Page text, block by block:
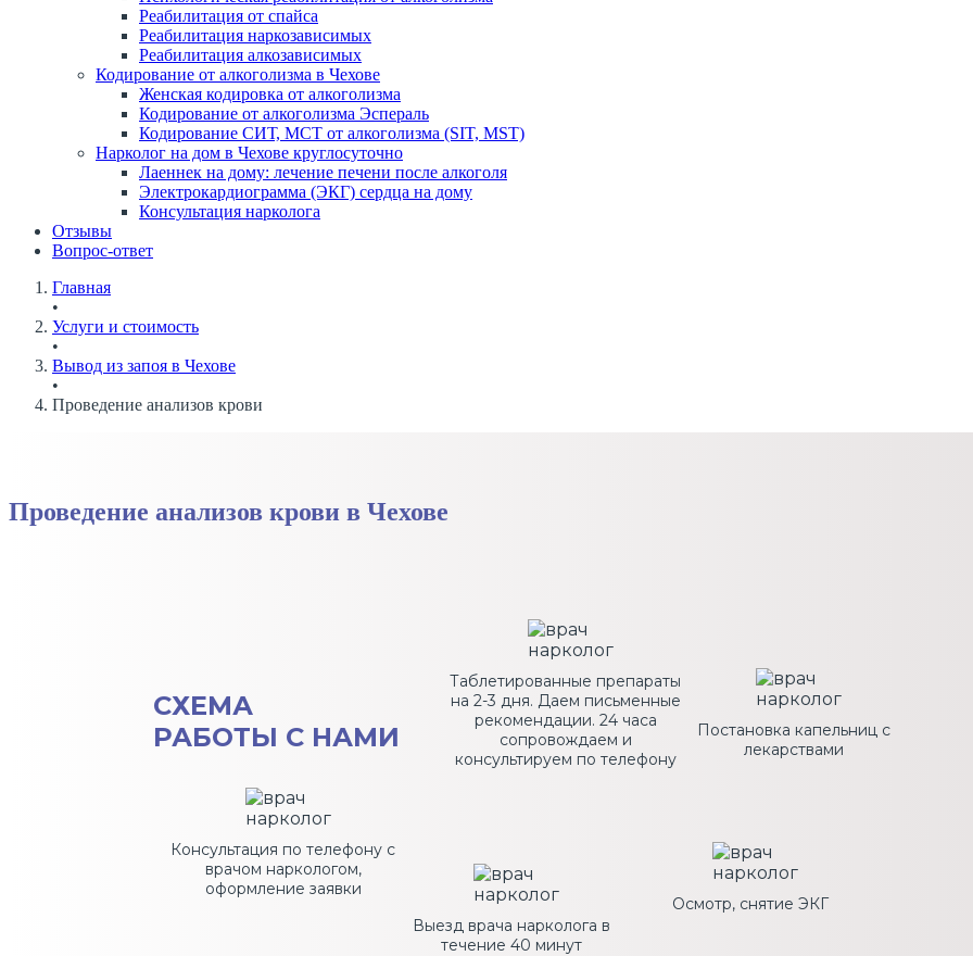
Реабилитация от спайса
Реабилитация наркозависимых
Реабилитация алкозависимых
Кодирование от алкоголизма в Чехове
Женская кодировка от алкоголизма
Кодирование от алкоголизма Эспераль
Кодирование СИТ, МСТ от алкоголизма (SIT, MST)
Нарколог на дом в Чехове круглосуточно
Лаеннек на дому: лечение печени после алкоголя
Электрокардиограмма (ЭКГ) сердца на дому
Консультация нарколога
Отзывы
Вопрос-ответ
Главная
•
Услуги и стоимость
•
Вывод из запоя в Чехове
•
Проведение анализов крови
Проведение анализов крови в Чехове
СХЕМА
РАБОТЫ С НАМИ
Консультация по телефону с
врачом наркологом,
оформление заявки
Выезд врача нарколога в
течение 40 минут
Осмотр, снятие ЭКГ
Постановка капельниц с
лекарствами
Таблетированные препараты
на 2-3 дня. Даем письменные
рекомендации. 24 часа
сопровождаем и
консультируем по телефону